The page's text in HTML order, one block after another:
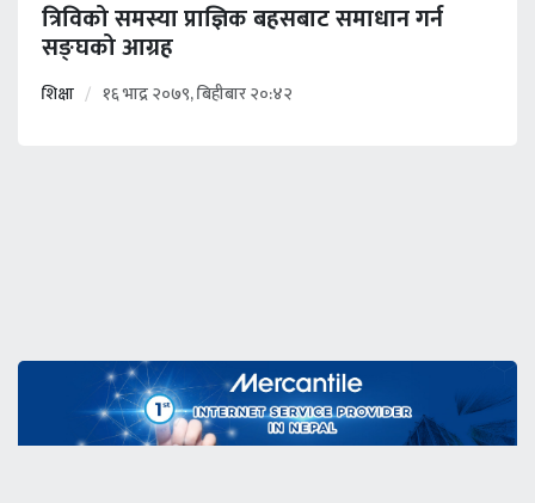
त्रिविको समस्या प्राज्ञिक बहसबाट समाधान गर्न
सङ्घको आग्रह
शिक्षा १६ भाद्र २०७९, बिहीबार २०:४२